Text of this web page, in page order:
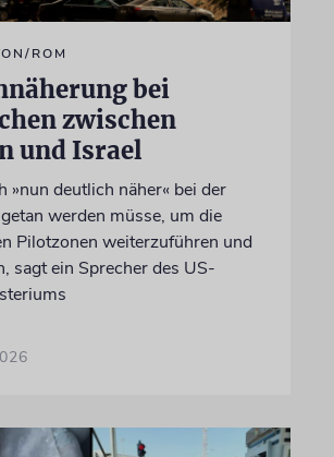
ROM
bei
zwischen
und Israel
»nun deutlich näher« bei der
werden müsse, um die
Pilotzonen weiterzuführen und
sagt ein Sprecher des US-